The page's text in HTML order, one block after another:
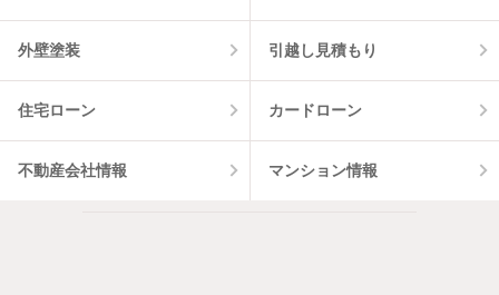
外壁塗装 引越し見積もり
住宅ローン カードローン
不動産会社情報 マンション情報